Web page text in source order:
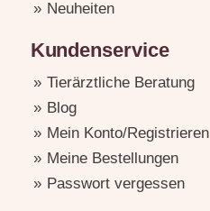
Neuheiten
Kundenservice
Tierärztliche Beratung
Blog
Mein Konto/Registrieren
Meine Bestellungen
Passwort vergessen